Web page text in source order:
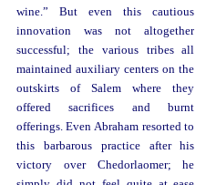
wine.” But even this cautious
innovation was not altogether
successful; the various tribes all
maintained auxiliary centers on the
outskirts of Salem where they
offered sacrifices and burnt
offerings. Even Abraham resorted to
this barbarous practice after his
victory over Chedorlaomer; he